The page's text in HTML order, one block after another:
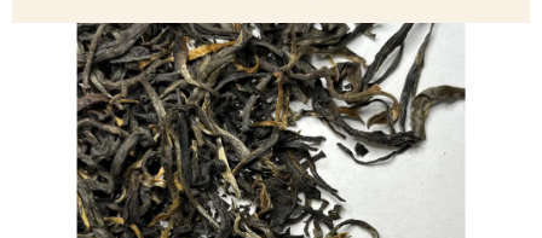
produktu
hvězdiček.